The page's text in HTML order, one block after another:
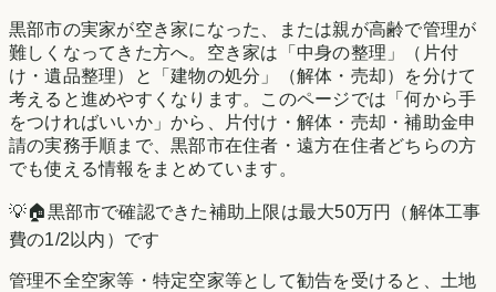
黒部市の実家が空き家になった、または親が高齢で管理が
難しくなってきた方へ。空き家は「中身の整理」（片付
け・遺品整理）と「建物の処分」（解体・売却）を分けて
考えると進めやすくなります。このページでは「何から手
をつければいいか」から、片付け・解体・売却・補助金申
請の実務手順まで、黒部市在住者・遠方在住者どちらの方
でも使える情報をまとめています。
💡🏠黒部市で確認できた補助上限は最大50万円（解体工事
費の1/2以内） です
管理不全空家等・特定空家等として勧告を受けると、土地